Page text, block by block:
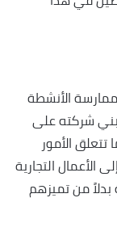
الأنشطة
شركته على
الأمور
الأعمال التجارية
من تميزهم